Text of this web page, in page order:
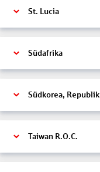
St. Lucia
Südafrika
Südkorea, Republik
Taiwan R.O.C.